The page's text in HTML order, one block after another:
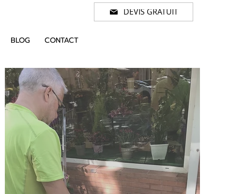
DEVIS GRATUIT
BLOG CONTACT